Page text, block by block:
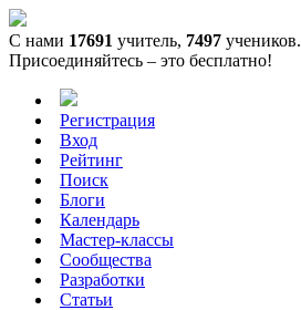
С нами 17691 учитель, 7497 учеников.
Присоединяйтесь – это бесплатно!
Регистрация
Вход
Рейтинг
Поиск
Блоги
Календарь
Мастер-классы
Сообщества
Разработки
Статьи